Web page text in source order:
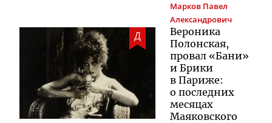
Д
Марков Павел
Александрович
Вероника
Полонская,
провал «Бани»
и Брики
в Париже:
о последних
месяцах
Маяковского